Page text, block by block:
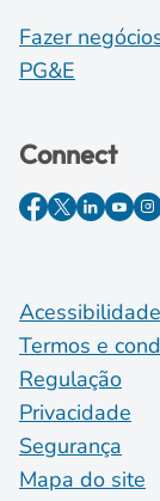
Fazer
PG&E
Connect
Acessibilidade
Termos e
Regulação
Privacidade
Segurança
Mapa do site